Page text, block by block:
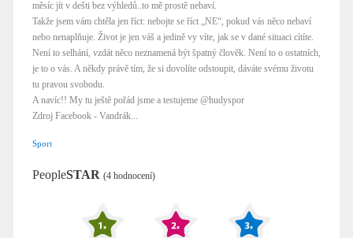
měsíc jít v dešti bez výhledů..to mě prostě nebaví.
Takže jsem vám chtěla jen říct: nebojte se říct „NE“, pokud vás něco nebaví
nebo nenaplňuje. Život je jen váš a jedině vy víte, jak se v dané situaci cítíte.
Není to selhání, vzdát něco neznamená být špatný člověk. Není to o ostatních,
je to o vás. A někdy právě tím, že si dovolíte odstoupit, dáváte svému životu
tu pravou svobodu.
A navíc!! My tu ještě pořád jsme a testujeme @hudyspor
Zdroj Facebook - Vandrák...
Sport
PeopleSTAR (4 hodnocení)